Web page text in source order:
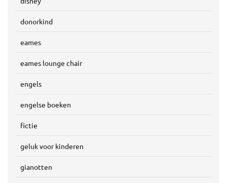
donorkind
eames
eames lounge chair
engels
engelse boeken
fictie
geluk voor kinderen
gianotten